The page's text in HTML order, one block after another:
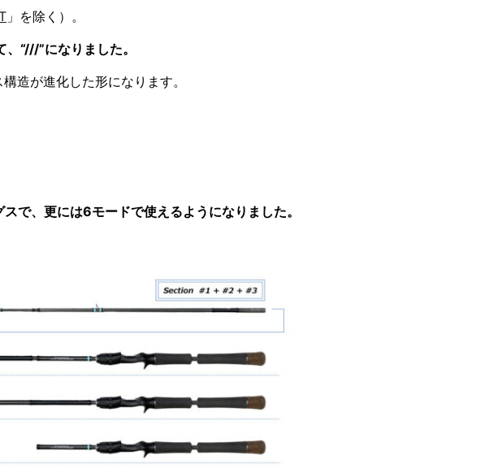
」を除く）。
“///”になりました。
造が進化した形になります。
で、更には6モードで使えるようになりました。